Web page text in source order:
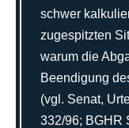
schwer
zugespitzten
warum die
Beendigung
(vgl. Senat,
332/96; BGHR